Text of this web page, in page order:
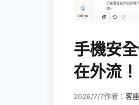
手機安
在外流！
2026/7/7作者： 客